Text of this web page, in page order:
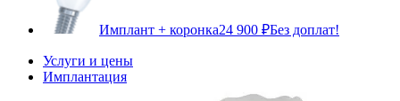
Имплант + коронка24 900 ₽Без доплат!
Услуги и цены
Имплантация